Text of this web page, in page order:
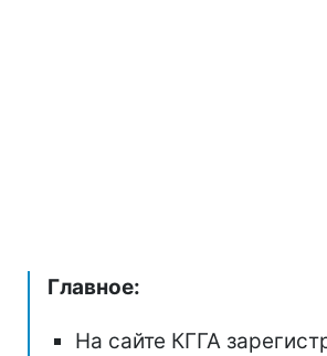
Главное:
На сайте КГГА